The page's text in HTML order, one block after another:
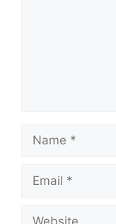
Name
Email
Website